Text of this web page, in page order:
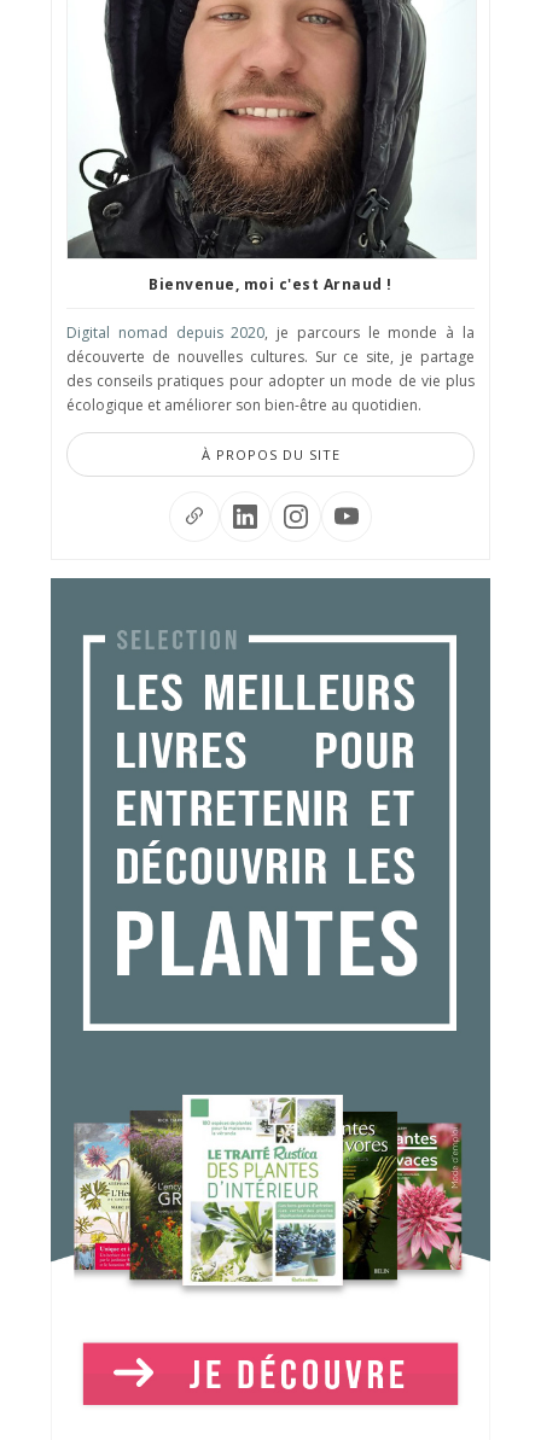
Bienvenue, moi c'est Arnaud !
Digital nomad depuis 2020, je parcours le monde à la
découverte de nouvelles cultures. Sur ce site, je partage
des conseils pratiques pour adopter un mode de vie plus
écologique et améliorer son bien-être au quotidien.
À PROPOS DU SITE